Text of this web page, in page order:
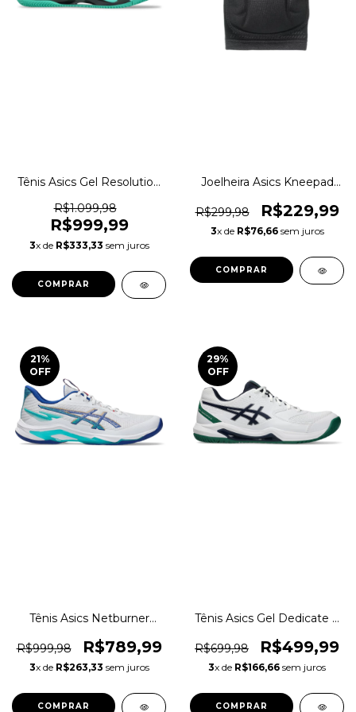
Tênis Asics Gel Resolution
1magnus
R$1.099,98
R$999,99
3x de R$333,33 sem juros
COMPRAR
Joelheira Asics Kneepad
Original 1magnus
R$299,98 R$229,99
3x de R$76,66sem juros
COMPRAR
21%
OFF
Tênis Asics Netburner
Original 1magnus
R$999,98 R$789,99
3x de R$263,33 sem juros
COMPRAR
29%
OFF
Tênis Asics Gel Dedicate 8
1magnus
R$699,98 R$499,99
3x de R$166,66 sem juros
COMPRAR